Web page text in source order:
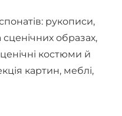
рукописи,
сценічних образах,
костюми й
картин, меблі,